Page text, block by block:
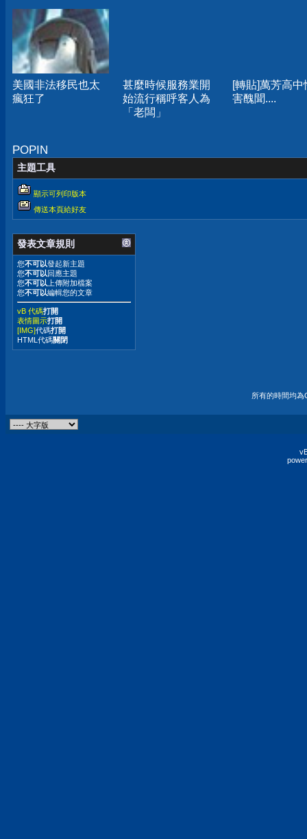
美國非法移民也太
瘋狂了
甚麼時候服務業開
始流行稱呼客人為
「老闆」
[轉貼]萬芳高中
害醜聞....
POPIN
主題工具
顯示可列印版本
傳送本頁給好友
發表文章規則
您不可以發起新主題
您不可以回應主題
您不可以 上傳附加檔案
您不可以編輯您的文章
vB 代碼打開
表情圖示打開
[IMG]代碼打開
HTML代碼關閉
所有的時間均為